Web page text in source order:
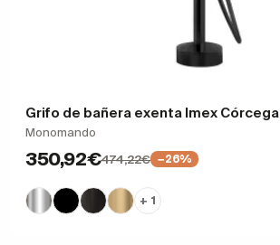
Grifo de bañera exenta Imex Córcega
Monomando
350,92€474,22€ −26%
+ 1